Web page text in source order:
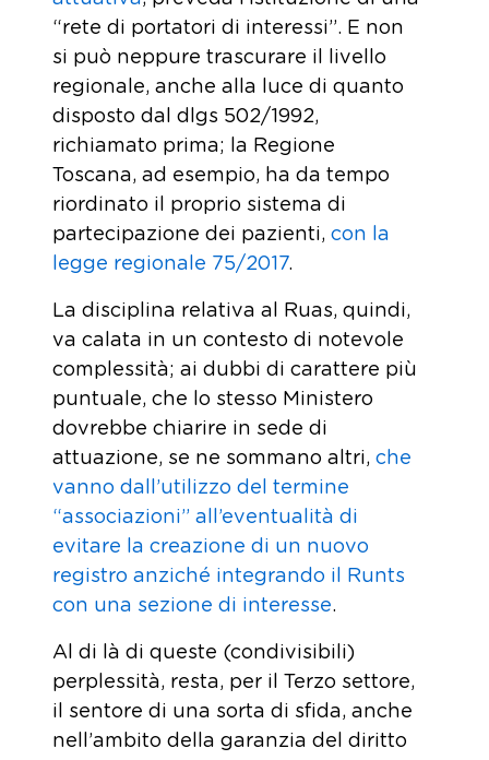
“rete di portatori di interessi”. E non
si può neppure trascurare il livello
regionale, anche alla luce di quanto
disposto dal dlgs 502/1992,
richiamato prima; la Regione
Toscana, ad esempio, ha da tempo
riordinato il proprio sistema di
partecipazione dei pazienti, con la
legge regionale 75/2017.
La disciplina relativa al Ruas, quindi,
va calata in un contesto di notevole
complessità; ai dubbi di carattere più
puntuale, che lo stesso Ministero
dovrebbe chiarire in sede di
attuazione, se ne sommano altri, che
vanno dall’utilizzo del termine
“associazioni” all’eventualità di
evitare la creazione di un nuovo
registro anziché integrando il Runts
con una sezione di interesse.
Al di là di queste (condivisibili)
perplessità, resta, per il Terzo settore,
il sentore di una sorta di sfida, anche
nell’ambito della garanzia del diritto